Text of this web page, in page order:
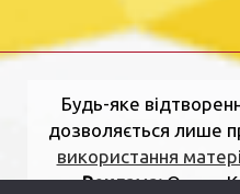
Будь-яке
дозволяється лише
використання
нас.Реклама:Олена